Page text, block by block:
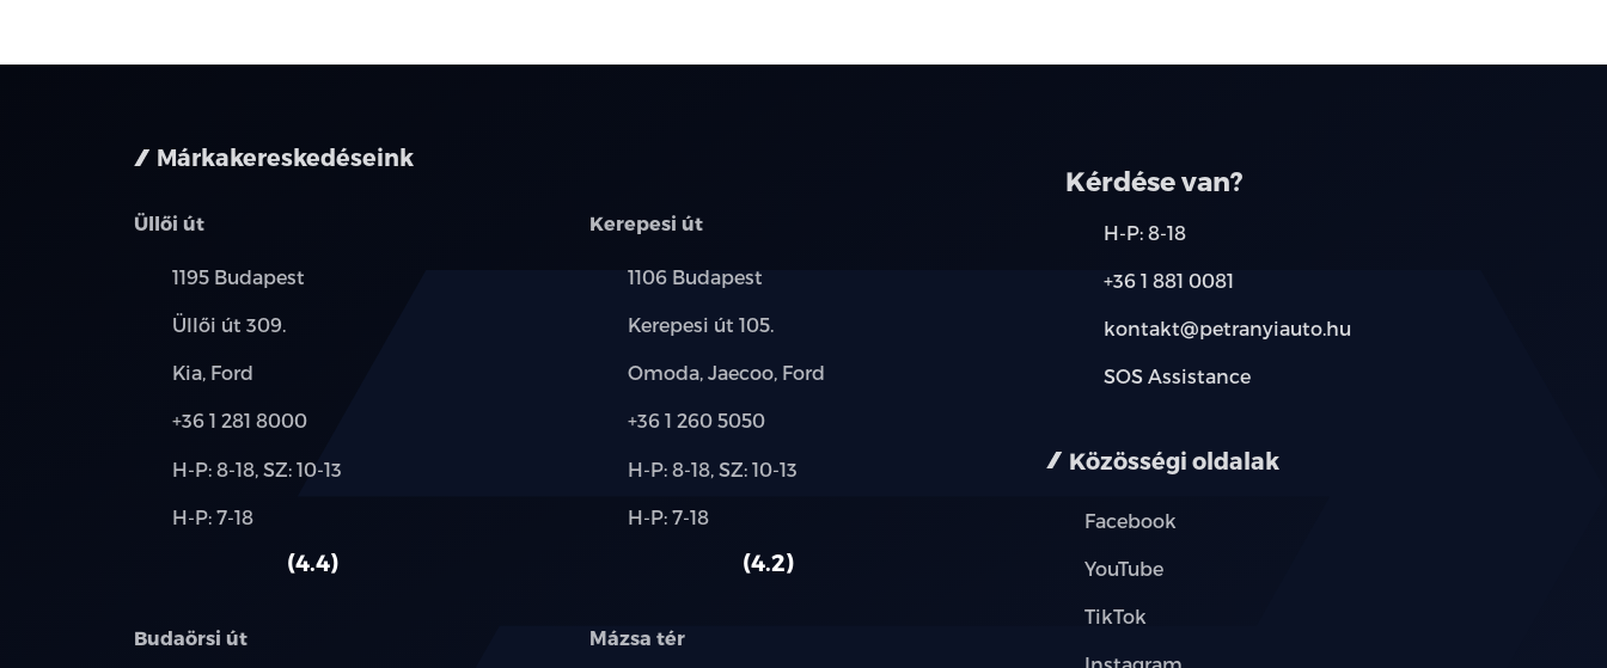
Márkakereskedéseink
Üllői út
Település:
1195 Budapest
Cím:
Üllői út 309.
Márkák:
Kia, Ford
Telefon:
+36 1 281 8000
Új-
használt
H-P: 8-18, SZ: 10-13
Alkatrész,
H-P: 7-18
4.4
Kerepesi út
Település:
1106 Budapest
Cím:
Kerepesi út 105.
Márkák:
Omoda, Jaecoo, Ford
Telefon:
+36 1 260 5050
Új-
használt
H-P: 8-18, SZ: 10-13
Alkatrész,
H-P: 7-18
4.2
Budaörsi út Mázsa tér
Kérdése van?
H-P: 8-18
+36 1 881 0081
kontakt@petranyiauto.hu
SOS Assistance
Közösségi oldalak
Facebook
YouTube
TikTok